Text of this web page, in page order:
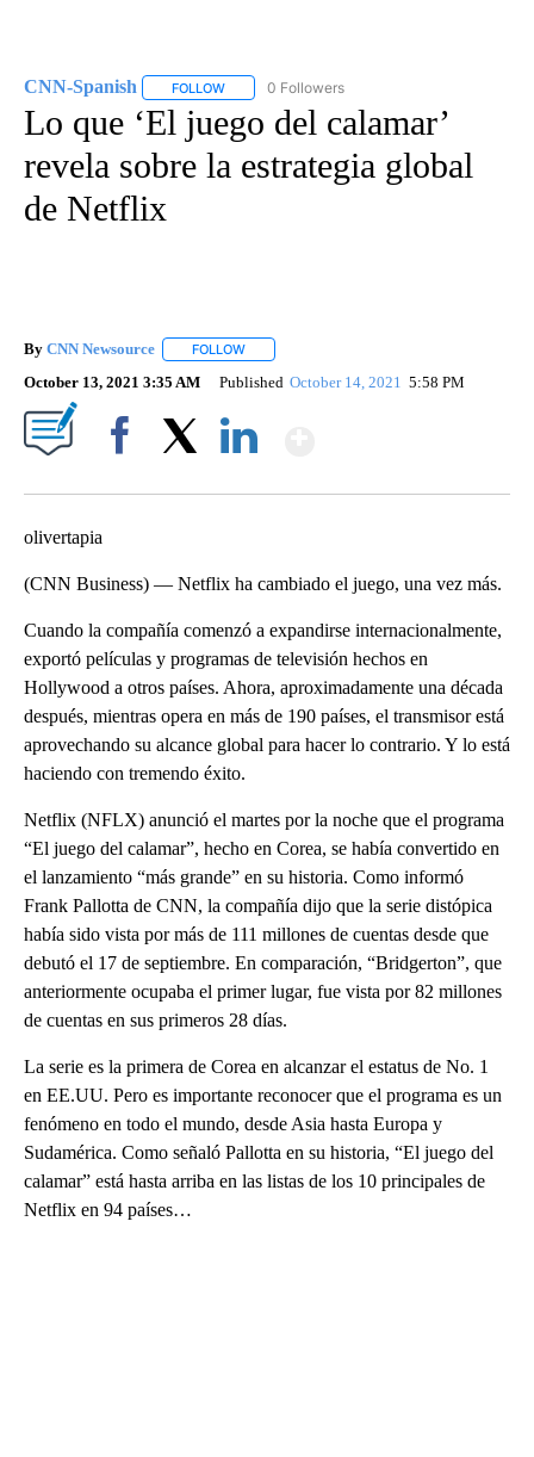
CNN-Spanish FOLLOW FOLLOW "CNN-SPANISH" TO RECEIVE
0 Followers
Lo que ‘El juego del calamar’
revela sobre la estrategia global
de Netflix
By CNN Newsource FOLLOW
October 13, 2021 3:35 AM Published October 14, 2021 5:58 PM
olivertapia
(CNN Business) — Netflix ha cambiado el juego, una vez más.
Cuando la compañía comenzó a expandirse internacionalmente,
exportó películas y programas de televisión hechos en
Hollywood a otros países. Ahora, aproximadamente una década
después, mientras opera en más de 190 países, el transmisor está
aprovechando su alcance global para hacer lo contrario. Y lo está
haciendo con tremendo éxito.
Netflix (NFLX) anunció el martes por la noche que el programa
“El juego del calamar”, hecho en Corea, se había convertido en
el lanzamiento “más grande” en su historia. Como informó
Frank Pallotta de CNN, la compañía dijo que la serie distópica
había sido vista por más de 111 millones de cuentas desde que
debutó el 17 de septiembre. En comparación, “Bridgerton”, que
anteriormente ocupaba el primer lugar, fue vista por 82 millones
de cuentas en sus primeros 28 días.
La serie es la primera de Corea en alcanzar el estatus de No. 1
en EE.UU. Pero es importante reconocer que el programa es un
fenómeno en todo el mundo, desde Asia hasta Europa y
Sudamérica. Como señaló Pallotta en su historia, “El juego del
calamar” está hasta arriba en las listas de los 10 principales de
Netflix en 94 países…